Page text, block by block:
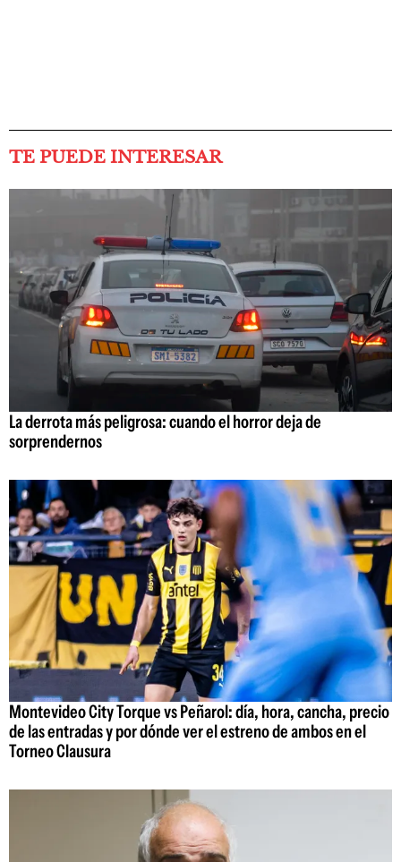
TE PUEDE INTERESAR
La derrota más peligrosa: cuando el horror deja de
sorprendernos
Montevideo City Torque vs Peñarol: día, hora, cancha, precio
de las entradas y por dónde ver el estreno de ambos en el
Torneo Clausura